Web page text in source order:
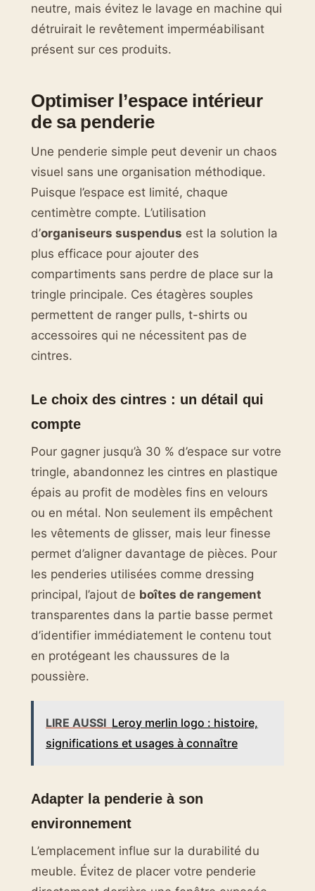
neutre, mais évitez le lavage en machine qui
détruirait le revêtement imperméabilisant
présent sur ces produits.
Optimiser l’espace intérieur
de sa penderie
Une penderie simple peut devenir un chaos
visuel sans une organisation méthodique.
Puisque l’espace est limité, chaque
centimètre compte. L’utilisation
d’organiseurs suspendus est la solution la
plus efficace pour ajouter des
compartiments sans perdre de place sur la
tringle principale. Ces étagères souples
permettent de ranger pulls, t-shirts ou
accessoires qui ne nécessitent pas de
cintres.
Le choix des cintres : un détail qui
compte
Pour gagner jusqu’à 30 % d’espace sur votre
tringle, abandonnez les cintres en plastique
épais au profit de modèles fins en velours
ou en métal. Non seulement ils empêchent
les vêtements de glisser, mais leur finesse
permet d’aligner davantage de pièces. Pour
les penderies utilisées comme dressing
principal, l’ajout de boîtes de rangement
transparentes dans la partie basse permet
d’identifier immédiatement le contenu tout
en protégeant les chaussures de la
poussière.
LIRE AUSSI Leroy merlin logo : histoire,
significations et usages à connaître
Adapter la penderie à son
environnement
L’emplacement influe sur la durabilité du
meuble. Évitez de placer votre penderie